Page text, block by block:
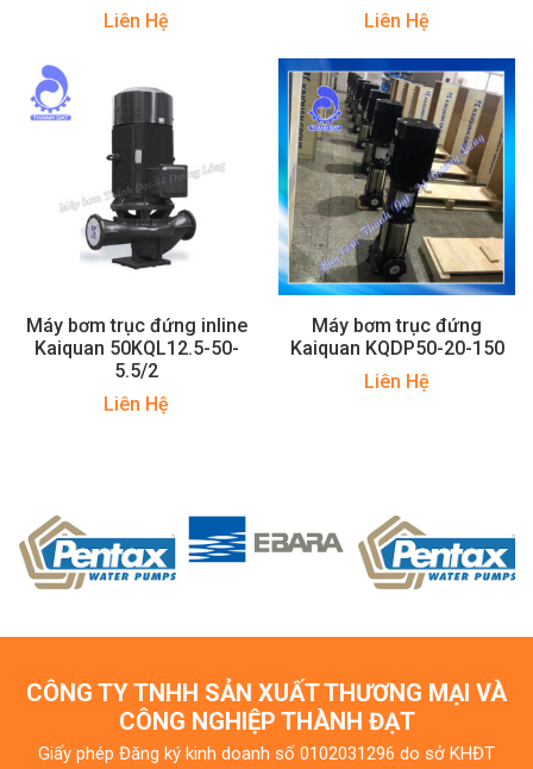
Liên Hệ
Liên Hệ
Máy bơm trục đứng inline
Kaiquan 50KQL12.5-50-
5.5/2
Liên Hệ
Máy bơm trục đứng
Kaiquan KQDP50-20-150
Liên Hệ
CÔNG TY TNHH SẢN XUẤT THƯƠNG MẠI VÀ
CÔNG NGHIỆP THÀNH ĐẠT
Giấy phép Đăng ký kinh doanh số 0102031296 do sở KHĐT